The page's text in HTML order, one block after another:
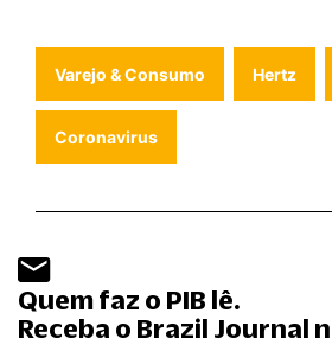
Varejo & Consumo Hertz
Coronavirus
Quem faz o PIB lê.
Receba o Brazil Journal